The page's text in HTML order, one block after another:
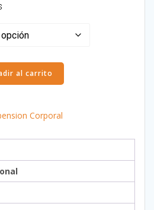
desde
55,00 €
al carrito
Corporal